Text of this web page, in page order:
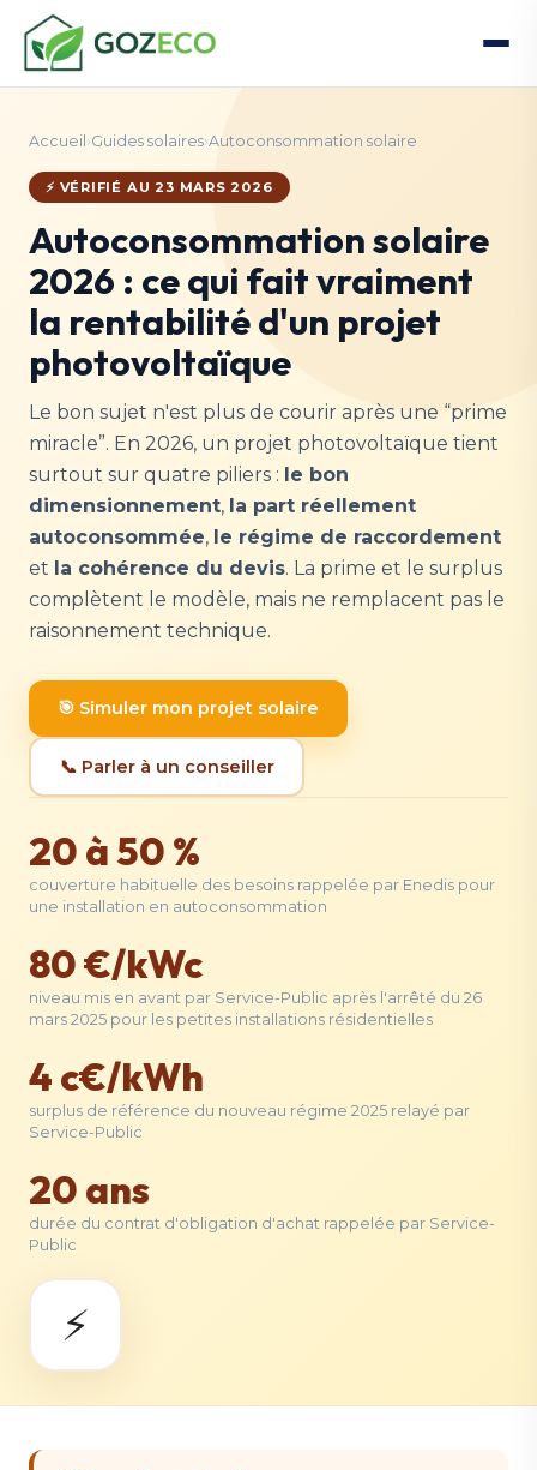
Accueil ›Guides solaires›Autoconsommation solaire
⚡ VÉRIFIÉ AU 23 MARS 2026
Autoconsommation solaire
2026 : ce qui fait vraiment
la rentabilité d'un projet
photovoltaïque
Le bon sujet n'est plus de courir après une “prime
miracle”. En 2026, un projet photovoltaïque tient
surtout sur quatre piliers : le bon
dimensionnement, la part réellement
autoconsommée, le régime de raccordement
et la cohérence du devis. La prime et le surplus
complètent le modèle, mais ne remplacent pas le
raisonnement technique.
🎯 Simuler mon projet solaire
📞 Parler à un conseiller
20 à 50 %
couverture habituelle des besoins rappelée par Enedis pour
une installation en autoconsommation
80 €/kWc
niveau mis en avant par Service-Public après l'arrêté du 26
mars 2025 pour les petites installations résidentielles
4 c€/kWh
surplus de référence du nouveau régime 2025 relayé par
Service-Public
20 ans
durée du contrat d'obligation d'achat rappelée par Service-
Public
⚡